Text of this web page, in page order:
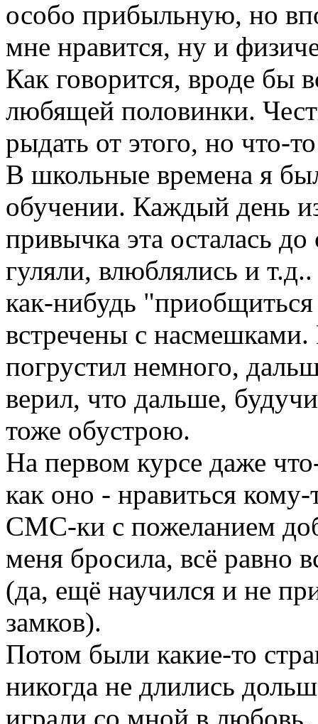
особо прибыльную, но
мне нравится, ну и
Как говорится, вроде бы
любящей половинки.
рыдать от этого, но что-
В школьные времена я
обучении. Каждый день
привычка эта осталась
гуляли, влюблялись и
как-нибудь
встречены с
погрустил немного,
верил, что дальше,
тоже обустрою.
На первом курсе даже
как оно - нравиться
СМС-ки с пожеланием
меня бросила, всё равно
(да, ещё научился и не
замков).
Потом были какие-то
никогда не длились
играли со мной в